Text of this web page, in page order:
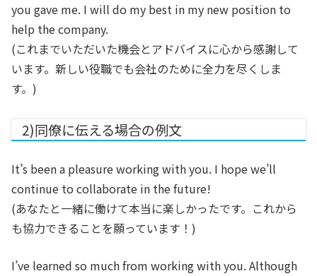
you gave me. I will do my best in my new position to
help the company.
(これまでいただいた機会とアドバイスに心から感謝して
います。新しい役職でも会社のために全力を尽くしま
す。)
2)同僚に伝える場合の例文
It’s been a pleasure working with you. I hope we’ll
continue to collaborate in the future!
(あなたと一緒に働けて本当に楽しかったです。これから
も協力できることを願っています！)
I’ve learned so much from working with you. Although